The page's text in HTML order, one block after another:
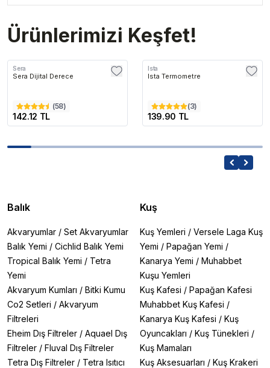
Ürünlerimizi Keşfet!
Sera
Sera Dijital Derece
(58)
142.12 TL
Ista
Ista Termometre
(3)
139.90 TL
Balık
Akvaryumlar / Set Akvaryumlar
Balık Yemi / Cichlid Balık Yemi
Tropical Balık Yemi / Tetra
Yemi
Akvaryum Kumları / Bitki Kumu
Co2 Setleri / Akvaryum
Filtreleri
Eheim Dış Filtreler / Aquael Dış
Filtreler / Fluval Dış Filtreler
Tetra Dış Filtreler / Tetra Isıtıcı
Kuş
Kuş Yemleri / Versele Laga Kuş
Yemi / Papağan Yemi /
Kanarya Yemi / Muhabbet
Kuşu Yemleri
Kuş Kafesi / Papağan Kafesi
Muhabbet Kuş Kafesi /
Kanarya Kuş Kafesi / Kuş
Oyuncakları / Kuş Tünekleri /
Kuş Mamaları
Kuş Aksesuarları / Kuş Krakeri